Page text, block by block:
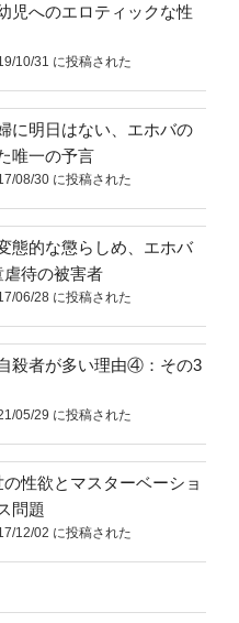
児へのエロティックな性
10/31 に投稿された
に明日はない、エホバの
唯一の予言
08/30 に投稿された
態的な懲らしめ、エホバ
待の被害者
06/28 に投稿された
殺者が多い理由④：その3
05/29 に投稿された
性欲とマスターベーショ
問題
12/02 に投稿された